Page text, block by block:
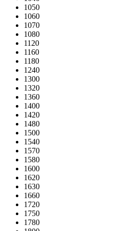
1050
1060
1070
1080
1120
1160
1180
1240
1300
1320
1360
1400
1420
1480
1500
1540
1570
1580
1600
1620
1630
1660
1720
1750
1780